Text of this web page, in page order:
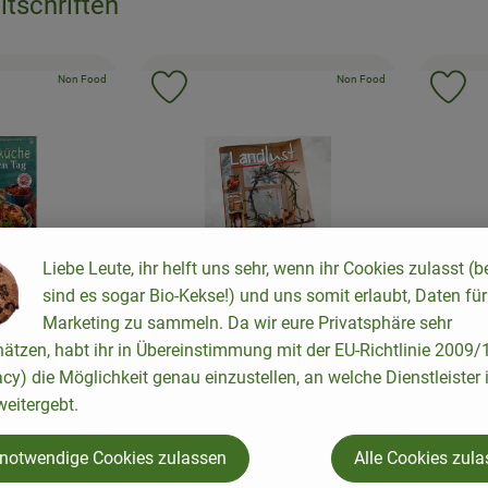
Zeitschrift
Produkt zum Warenkorb hinzufügen
, Verband:
, Kontrollstelle:
Non Food
hinzufügen
Landlust Zeitschrift
, Herkunft:
Deutschland
Produkt zum
, Verband:
, Kontrollstelle:
Non Food
Produkt zu Favouriten hinzufügen
,
Artikel
Liebe Leute, ihr helft uns sehr, wenn ihr Cookies zulasst
sind es sogar Bio-Kekse!) und uns somit erlaubt, Daten
Marketing zu sammeln. Da wir eure Privatsphäre sehr
habt ihr in Übereinstimmung mit der EU-Richtlinie 2009/
die Möglichkeit genau einzustellen, an welche Dienstleister
Cookies zulassen Alle Cookies